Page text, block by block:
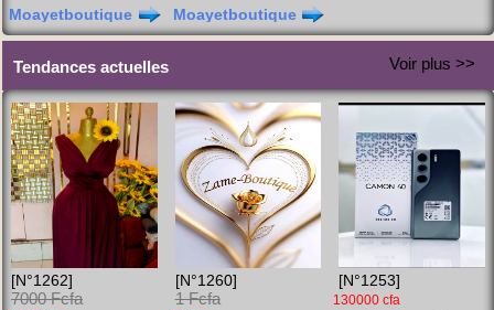
Moayetboutique Moayetboutique
Tendances actuelles Voir plus >>
[N°1262]
7000 Fcfa
[N°1260]
1 Fcfa
[N°1253]
130000 cfa